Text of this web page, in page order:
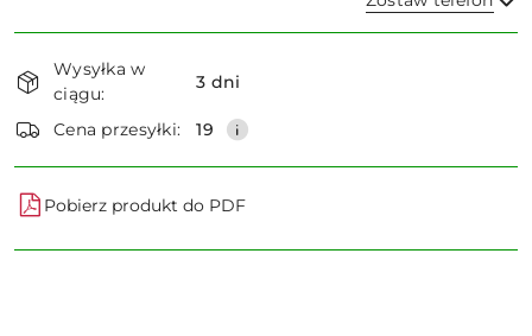
i
dostawa
Wysyłka w
ciągu:
3 dni
Cena przesyłki: 19
Pobierz produkt do PDF